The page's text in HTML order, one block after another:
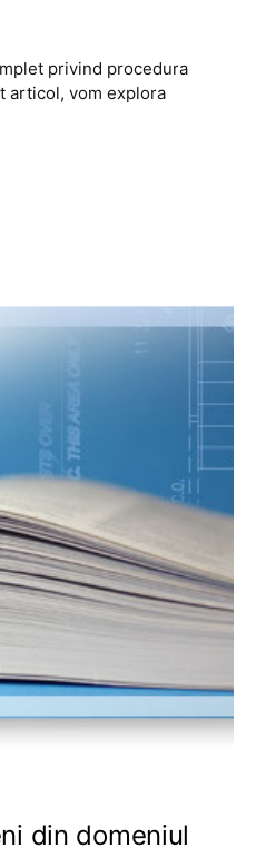
privind procedura
articol, vom explora
din domeniul